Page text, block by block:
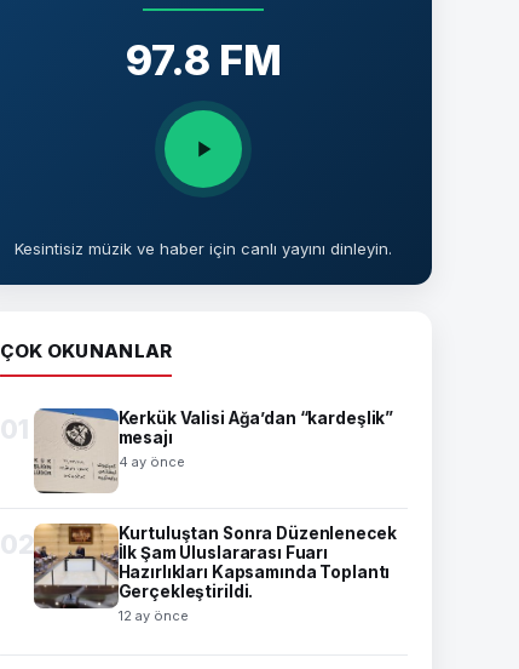
97.8 FM
Kesintisiz müzik ve haber için canlı yayını dinleyin.
ÇOK OKUNANLAR
01
Kerkük Valisi Ağa’dan “kardeşlik”
mesajı
4 ay önce
02
Kurtuluştan Sonra Düzenlenecek
İlk Şam Uluslararası Fuarı
Hazırlıkları Kapsamında Toplantı
Gerçekleştirildi.
12 ay önce